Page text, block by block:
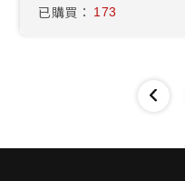
已購買：
173